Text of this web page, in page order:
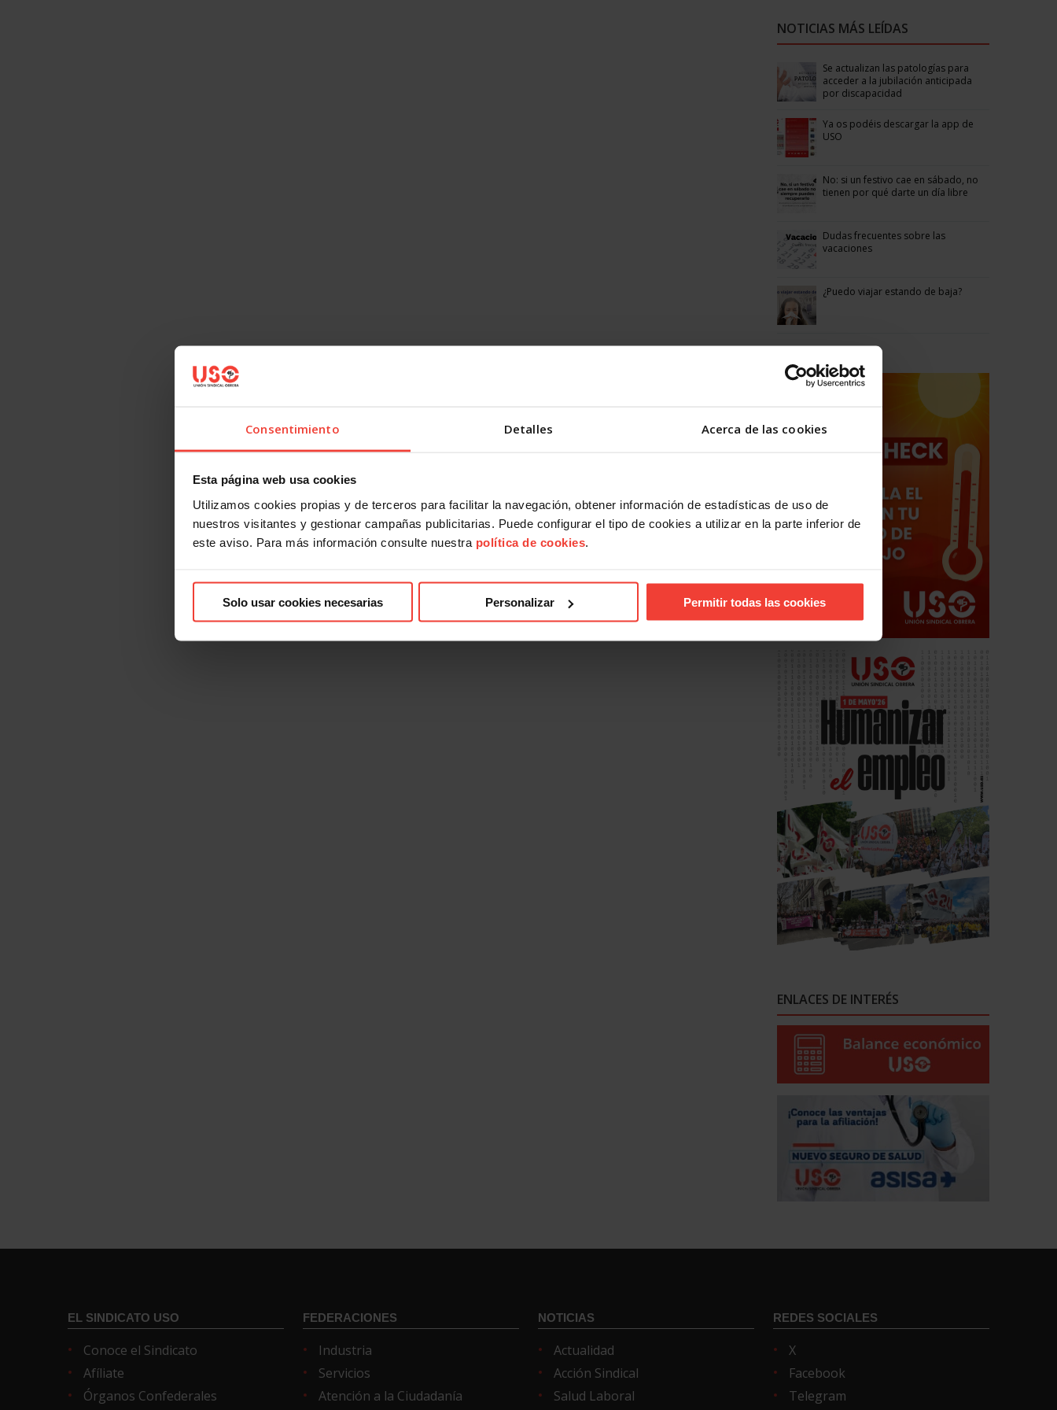
Consentimiento Detalles Acerca de las cookies
Esta página web usa cookies
Utilizamos cookies propias y de terceros para facilitar la navegación, obtener información de estadísticas de uso de
nuestros visitantes y gestionar campañas publicitarias. Puede configurar el tipo de cookies a utilizar en la parte inferior de
este aviso. Para más información consulte nuestra política de cookies.
Solo usar cookies necesarias Personalizar Permitir todas las cookies
NOTICIAS MÁS LEÍDAS
Se actualizan las patologías para
acceder a la jubilación anticipada
por discapacidad
Ya os podéis descargar la app de
USO
No: si un festivo cae en sábado, no
tienen por qué darte un día libre
Dudas frecuentes sobre las
vacaciones
¿Puedo viajar estando de baja?
ENLACES DE INTERÉS
EL SINDICATO USO
Conoce el Sindicato
Afíliate
Órganos Confederales
FEDERACIONES
Industria
Servicios
Atención a la Ciudadanía
NOTICIAS
Actualidad
Acción Sindical
Salud Laboral
REDES SOCIALES
X
Facebook
Telegram